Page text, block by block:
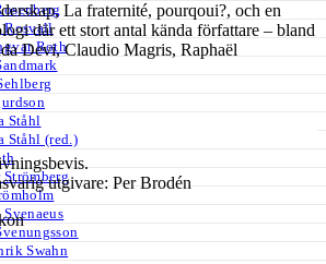
Rosvall
Roth
Ståhl
Ståhl (red.)
Strömberg
Swahn
La fraternité, pourqoui?, och en
där ett stort antal kända författare – bland
Devi, Claudio Magris, Raphaël
utgivare: Per Brodén